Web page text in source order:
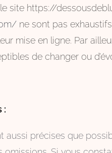
le site https://
ne sont pas
mise en ligne. Par
de changer ou
:
précises que